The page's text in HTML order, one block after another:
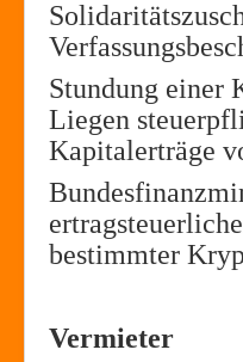
Stundung einer
Liegen
Kapitalerträge
bestimmter
Vermieter